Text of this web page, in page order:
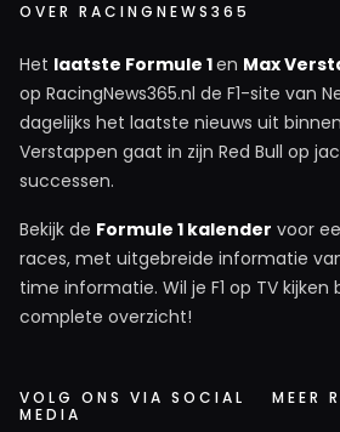
OVER RACINGNEWS365
Het laatste Formule 1en Max
op RacingNews365.nl de F1-site van
dagelijks het laatste nieuws uit
Verstappen gaat in zijn Red Bull op
successen.
Bekijk de Formule 1 kalender voor
races, met uitgebreide informatie
time informatie. Wil je F1 op TV kijken
complete overzicht!
VOLG ONS VIA SOCIAL
MEDIA
MEER